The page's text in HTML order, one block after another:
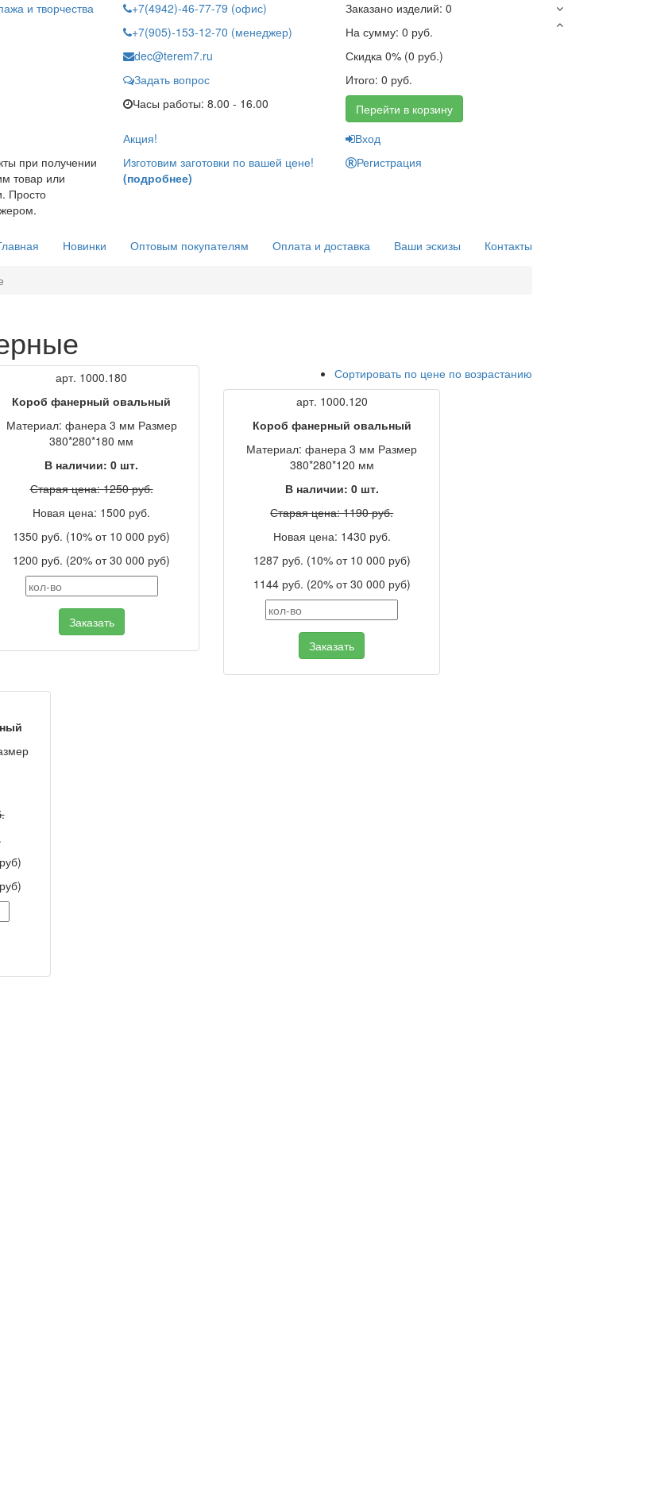
и творчества
+7(4942)-46-77-79 (офис)
+7(905)-153-12-70 (менеджер)
dec@terem7.ru
Задать вопрос
Часы работы: 8.00 - 16.00
Заказано изделий: 0
На сумму: 0 руб.
Скидка 0% (0 руб.)
Итого: 0 руб.
Перейти в корзину
Вход
Регистрация
при получении
товар или
Просто
Акция!
Изготовим заготовки по вашей цене!
(подробнее)
Новинки Оптовым покупателям Оплата и доставка Ваши эскизы Контакты
Сортировать по цене по возрастанию
арт. 1000.180
Короб фанерный овальный
Материал: фанера 3 мм Размер
380*280*180 мм
В наличии:0 шт.
Старая цена: 1250 руб.
Новая цена: 1500 руб.
1350 руб. (10% от 10 000 руб)
1200 руб. (20% от 30 000 руб)
Заказать
арт. 1000.120
Короб фанерный овальный
Материал: фанера 3 мм Размер
380*280*120 мм
В наличии: 0шт.
Старая цена: 1190 руб.
Новая цена: 1430 руб.
1287 руб. (10% от 10 000 руб)
1144 руб. (20% от 30 000 руб)
Заказать